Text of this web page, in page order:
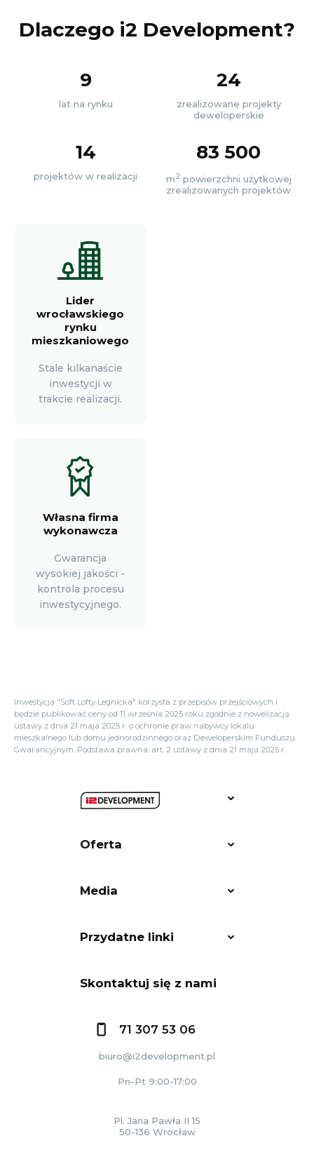
Dlaczego i2 Development?
9
lat na rynku
24
zrealizowane projekty
deweloperskie
14
projektów w realizacji
83 500
m2powierzchni użytkowej
zrealizowanych projektów
Lider
wrocławskiego
rynku
mieszkaniowego
Stale kilkanaście
inwestycji w
trakcie realizacji.
Własna firma
wykonawcza
Gwarancja
wysokiej jakości -
kontrola procesu
inwestycyjnego.
Inwestycja "Soft Lofty Legnicka" korzysta z przepisów przejściowych i
będzie publikować ceny od 11 września 2025 roku zgodnie z nowelizacją
ustawy z dnia 21 maja 2025 r. o ochronie praw nabywcy lokalu
mieszkalnego lub domu jednorodzinnego oraz Deweloperskim Funduszu
Gwarancyjnym. Podstawa prawna: art. 2 ustawy z dnia 21 maja 2025 r.
Oferta
Media
Przydatne linki
Skontaktuj się z nami
71 307 53 06
biuro@i2development.pl
Pn-Pt 9:00-17:00
Pl. Jana Pawła II 15
50-136 Wrocław